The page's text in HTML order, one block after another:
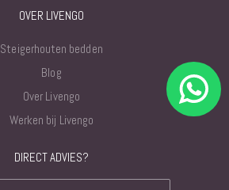
OVER LIVENGO
Steigerhouten bedden
Blog
Over Livengo
Werken bij Livengo
DIRECT ADVIES?